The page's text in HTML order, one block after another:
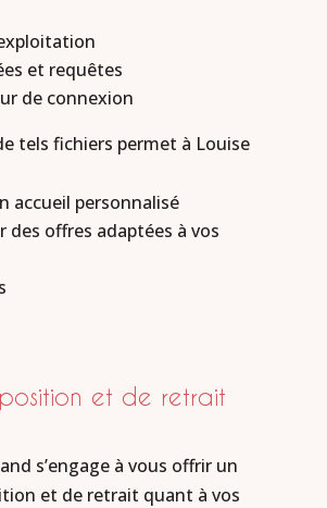
et requêtes
de connexion
tels fichiers permet à Louise
accueil personnalisé
des offres adaptées à vos
et de retrait
s’engage à vous offrir un
et de retrait quant à vos